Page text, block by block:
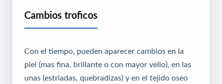
Cambios troficos
Con el tiempo, pueden aparecer cambios en la
piel (mas fina, brillante o con mayor vello), en las
unas (estriadas, quebradizas) y en el tejido oseo